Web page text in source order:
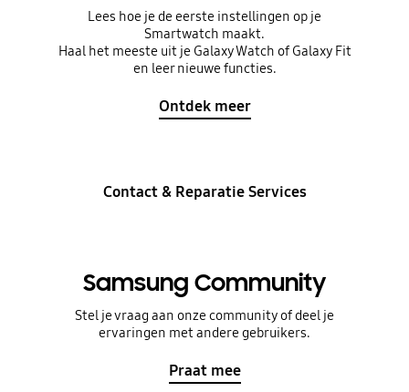
Lees hoe je de eerste instellingen op je
Smartwatch maakt.
Haal het meeste uit je Galaxy Watch of Galaxy Fit
en leer nieuwe functies.
Ontdek meer
Contact & Reparatie Services
Samsung Community
Stel je vraag aan onze community of deel je
ervaringen met andere gebruikers.
Praat mee